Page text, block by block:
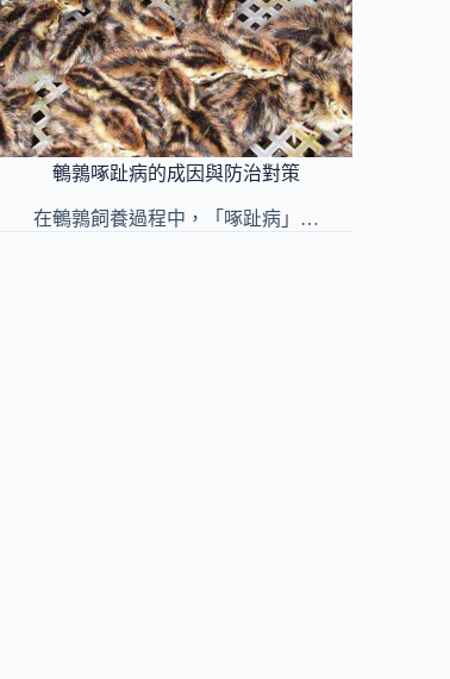
鵪鶉啄趾病的成因與防治對策
在鵪鶉飼養過程中，「啄趾病」…